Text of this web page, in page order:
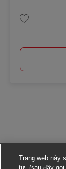
Trang web này
tự, (sau đây gọi